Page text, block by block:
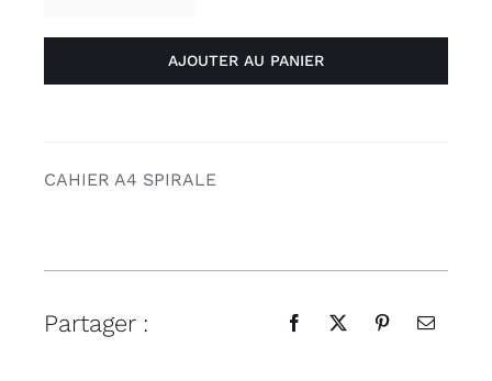
de
Cahier
A4
Voglio
AJOUTER AU PANIER
CAHIER A4 SPIRALE
Partager :